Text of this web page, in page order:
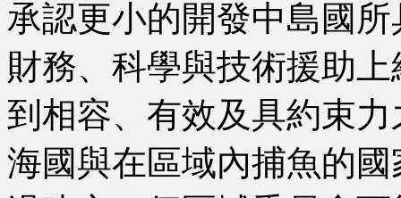
承認更小的開發中島國
財務、科學與技術援助
到相容、有效及具約束
海國與在區域內捕魚的